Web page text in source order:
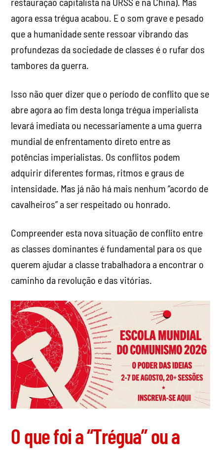
agora essa trégua acabou. E o som grave e pesado
que a humanidade sente ressoar vibrando das
profundezas da sociedade de classes é o rufar dos
tambores da guerra.
Isso não quer dizer que o período de conflito que se
abre agora ao fim desta longa trégua imperialista
levará imediata ou necessariamente a uma guerra
mundial de enfrentamento direto entre as
potências imperialistas. Os conflitos podem
adquirir diferentes formas, ritmos e graus de
intensidade. Mas já não há mais nenhum “acordo de
cavalheiros” a ser respeitado ou honrado.
Compreender esta nova situação de conflito entre
as classes dominantes é fundamental para os que
querem ajudar a classe trabalhadora a encontrar o
caminho da revolução e das vitórias.
O que foi a “Trégua” ou a